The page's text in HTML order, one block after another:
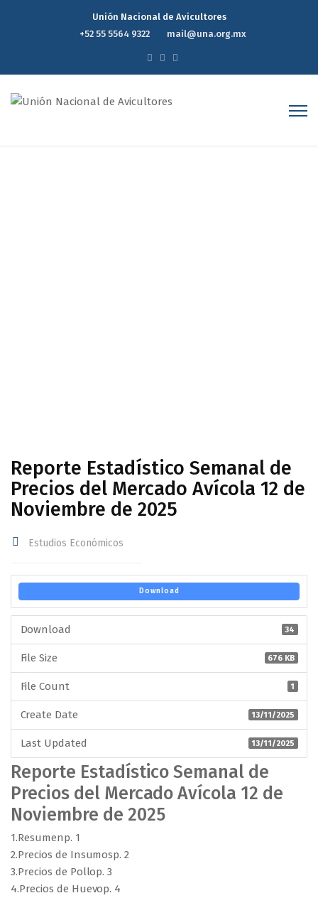
Unión Nacional de Avicultores
+52 55 5564 9322
mail@una.org.mx
Reporte Estadístico Semanal de
Precios del Mercado Avícola 12 de
Noviembre de 2025
Estudios Económicos
Download
Download 34
File Size 676 KB
File Count 1
Create Date 13/11/2025
Last Updated 13/11/2025
Reporte Estadístico Semanal de
Precios del Mercado Avícola 12 de
Noviembre de 2025
1.Resumenp. 1
2.Precios de Insumosp. 2
3.Precios de Pollop. 3
4.Precios de Huevop. 4